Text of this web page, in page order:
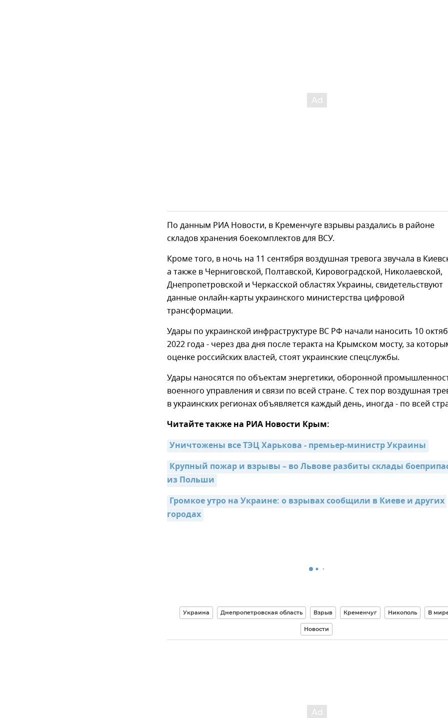
По данным РИА Новости, в Кременчуге взрывы раздались в районе
складов хранения боекомплектов для ВСУ.
Кроме того, в ночь на 11 сентября воздушная тревога звучала в
а также в Черниговской, Полтавской, Кировоградской, Николаевской,
Днепропетровской и Черкасской областях Украины, свидетельствуют
данные онлайн-карты украинского министерства цифровой
трансформации.
Удары по украинской инфраструктуре ВС РФ начали наносить 10
2022 года - через два дня после теракта на Крымском мосту, за
оценке российских властей, стоят украинские спецслужбы.
Удары наносятся по объектам энергетики, оборонной
военного управления и связи по всей стране. С тех пор воздушная
в украинских регионах объявляется каждый день, иногда - по всей
Читайте также на РИА Новости Крым:
Уничтожены все ТЭЦ Харькова - премьер-министр Украины
Крупный пожар и взрывы – во Львове разбиты склады
из Польши
Громкое утро на Украине: о взрывах сообщили в Киеве и других
городах
Украина Днепропетровская область Взрыв Кременчуг Никополь В
Новости